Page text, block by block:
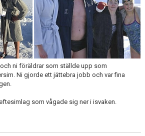
ni föräldrar som ställde upp som
Ni gjorde ett jättebra jobb och var fina
som vågade sig ner i isvaken.